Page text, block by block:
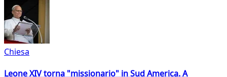
Chiesa
Leone XIV torna "missionario" in Sud America. A